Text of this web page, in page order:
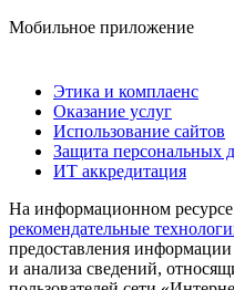
Мобильное приложение
Этика и комплаенс
Оказание услуг
Использование сайтов
Защита персональных
ИТ аккредитация
На информационном
рекомендательные
предоставления информации
и анализа сведений,